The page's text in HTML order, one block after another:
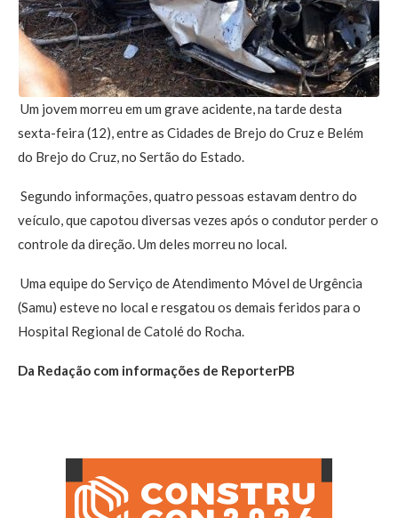
Um jovem morreu em um grave acidente, na tarde desta
sexta-feira (12), entre as Cidades de Brejo do Cruz e Belém
do Brejo do Cruz, no Sertão do Estado.
Segundo informações, quatro pessoas estavam dentro do
veículo, que capotou diversas vezes após o condutor perder o
controle da direção. Um deles morreu no local.
Uma equipe do Serviço de Atendimento Móvel de Urgência
(Samu) esteve no local e resgatou os demais feridos para o
Hospital Regional de Catolé do Rocha.
Da Redação com informações de ReporterPB